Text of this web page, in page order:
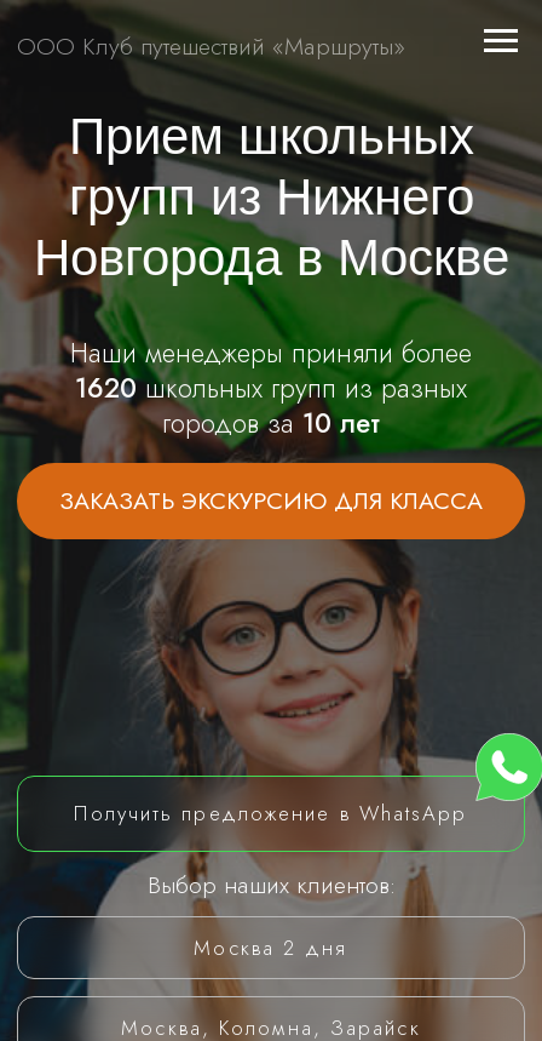
ООО Клуб путешествий «Маршруты»
ЗАКАЗАТЬ ЭКСКУРСИЮ ДЛЯ КЛАССА
Прием школьных
групп из Нижнего
Новгорода в Москве
Наши менеджеры приняли более
1620школьных групп из разных
городов за
10 лет
Москва 2 дня
Москва, Коломна, Зарайск
Выбор наших клиентов:
Получить предложение в WhatsApp
Доверьте организацию
экскурсий